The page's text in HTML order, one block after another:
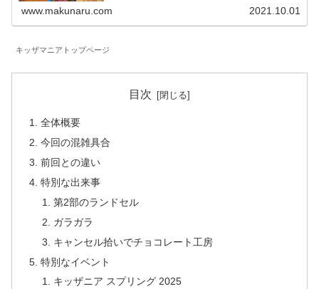
も記載したお仕事体験記、料金等に関係する予約方法、お
得な情報等を記載しています。
www.makunaru.com 2021.10.01
キッザマニアトップページ
目次
全体概要
今回の混雑具合
前回との違い
特別な出来事
第2部のランドセル
ガラガラ
キャンセル拾いでチョコレート工房
特別なイベント
キッザニア スプリング 2025